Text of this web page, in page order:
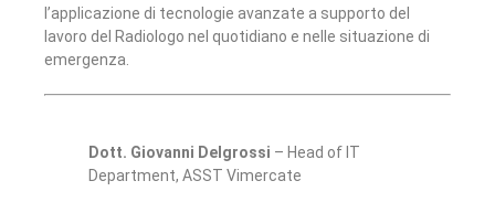
l’applicazione di tecnologie avanzate a supporto del
lavoro del Radiologo nel quotidiano e nelle situazione di
emergenza.
Dott. Giovanni Delgrossi – Head of IT
Department, ASST Vimercate